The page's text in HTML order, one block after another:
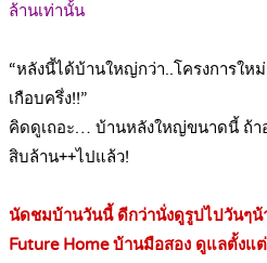
ล้านเท่านั้น
“หลังนี้ได้บ้านใหญ่กว่า..โครงการให
เกือบครึ่ง!!”
คิดดูเถอะ… บ้านหลังใหญ่ขนาดนี้ ถ้า
สิบล้าน++ไปแล้ว!
นัดชมบ้านวันนี้ ดีกว่านั่งดูรูปไปวันๆน้
Future Home บ้านมือสอง ดูแลตั้งแ